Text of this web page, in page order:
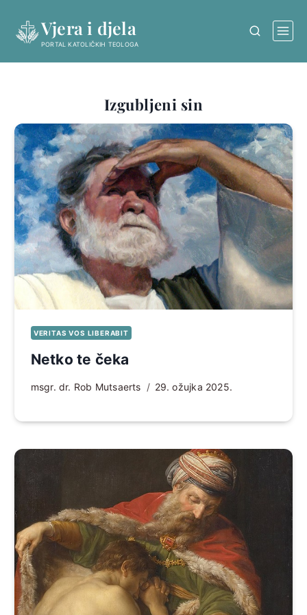
content
Vjera i djela
PORTAL KATOLIČKIH TEOLOGA
Izgubljeni sin
VERITAS VOS LIBERABIT
Netko te čeka
msgr. dr. Rob Mutsaerts 29. ožujka 2025.